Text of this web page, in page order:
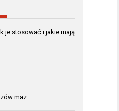
je stosować i jakie mają
maz